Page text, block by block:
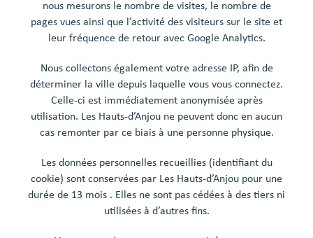
nous mesurons le nombre de visites, le nombre de
pages vues ainsi que l’activité des visiteurs sur le site et
leur fréquence de retour avec Google Analytics.
Nous collectons également votre adresse IP, afin de
déterminer la ville depuis laquelle vous vous connectez.
Celle-ci est immédiatement anonymisée après
utilisation. Les Hauts-d’Anjou ne peuvent donc en aucun
cas remonter par ce biais à une personne physique.
Les données personnelles recueillies (identifiant du
cookie) sont conservées par Les Hauts-d’Anjou pour une
durée de 13 mois . Elles ne sont pas cédées à des tiers ni
utilisées à d’autres fins.